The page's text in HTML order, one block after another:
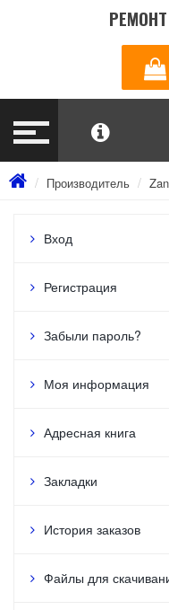
Производитель
Вход
Регистрация
Забыли пароль?
Моя информация
Адресная книга
Закладки
История заказов
Файлы для